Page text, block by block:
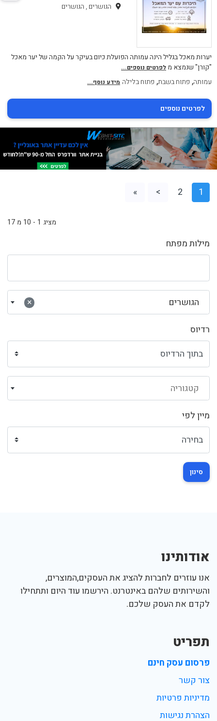
מילות מפתח
× הגושרים
רדיוס
קטגוריה
מיין לפי
סינון
הגושרים , הגושרים
יערות מאכל בגליל הינה עמותה הפועלת כיום בעיקר על הקמה של יער מאכל
"קורן" שנמצא מ לפרטים נוספים...
עמותה, פתוח בשבת, פתוח בלילה מידע נוסף...
לפרטים נוספים
1
2
>
»
מציג 1 - 10 מ 17
אודותינו
אנו עוזרים לחברות להציג את העסקים,המוצרים,
והשירותים שלהם באינטרנט. הירשמו עוד היום ותתחילו
לקדם את העסק שלכם.
תפריט
פרסום עסק חינם
צור קשר
מדיניות פרטיות
הצהרת נגישות